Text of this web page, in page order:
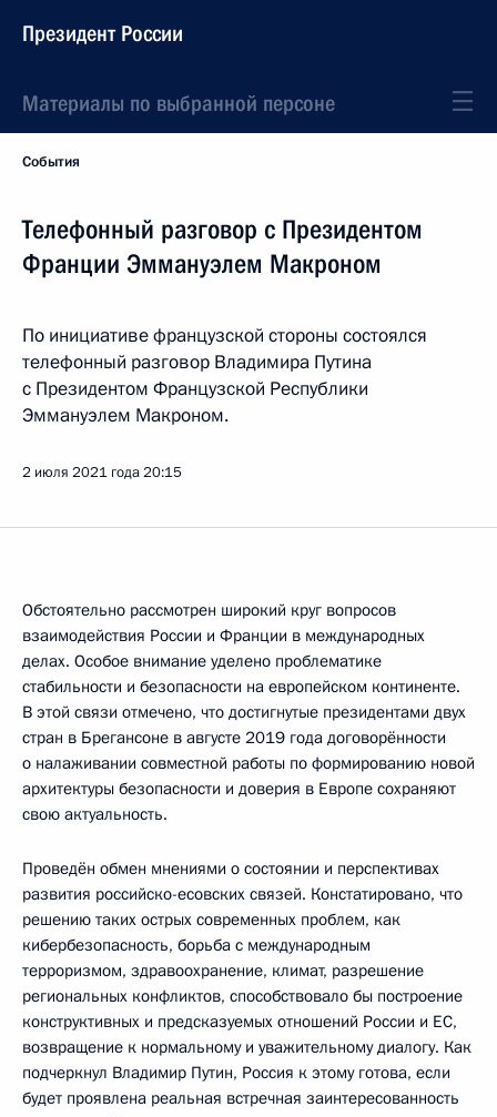
Президент России
Материалы по выбранной персоне
События
Телефонный разговор с Президентом
Франции Эммануэлем Макроном
По инициативе французской стороны состоялся
телефонный разговор Владимира Путина
с Президентом Французской Республики
Эммануэлем Макроном.
2 июля 2021 года20:15
Обстоятельно рассмотрен широкий круг вопросов
взаимодействия России и Франции в международных
делах. Особое внимание уделено проблематике
стабильности и безопасности на европейском континенте.
В этой связи отмечено, что достигнутые президентами двух
стран в Брегансоне в августе 2019 года договорённости
о налаживании совместной работы по формированию новой
архитектуры безопасности и доверия в Европе сохраняют
свою актуальность.
Проведён обмен мнениями о состоянии и перспективах
развития российско-есовских связей. Констатировано, что
решению таких острых современных проблем, как
кибербезопасность, борьба с международным
терроризмом, здравоохранение, климат, разрешение
региональных конфликтов, способствовало бы построение
конструктивных и предсказуемых отношений России и ЕС,
возвращение к нормальному и уважительному диалогу. Как
подчеркнул Владимир Путин, Россия к этому готова, если
будет проявлена реальная встречная заинтересованность